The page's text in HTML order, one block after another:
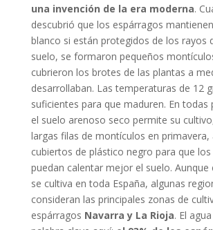
una invención de la era moderna.
descubrió que los espárragos
blanco si están protegidos de los rayos
suelo, se formaron pequeños
cubrieron los brotes de las plantas a
desarrollaban. Las temperaturas de 12
suficientes para que maduren. En todas
el suelo arenoso seco permite su
largas filas de montículos en primavera,
cubiertos de plástico negro para que
puedan calentar mejor el suelo. Aunque
se cultiva en toda España, algunas
consideran las principales zonas de
espárragos Navarra y La Rioja. El